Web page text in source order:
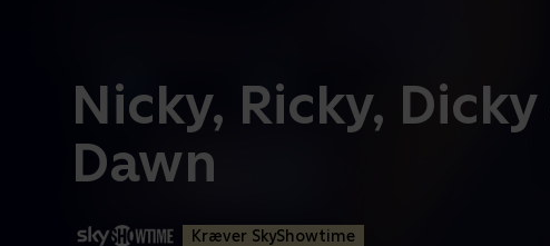
Nicky, Ricky, Dicky
Dawn
Kræver SkyShowtime